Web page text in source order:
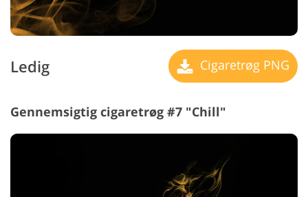
Ledig Cigaretrøg PNG
Gennemsigtig cigaretrøg #7 "Chill"